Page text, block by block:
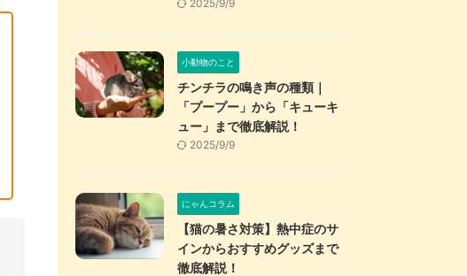
2025/9/9
小動物のこと
チンチラの鳴き声の種類｜
「プープー」から「キューキ
ュー」まで徹底解説！
2025/9/9
にゃんコラム
【猫の暑さ対策】熱中症のサ
インからおすすめグッズまで
徹底解説！